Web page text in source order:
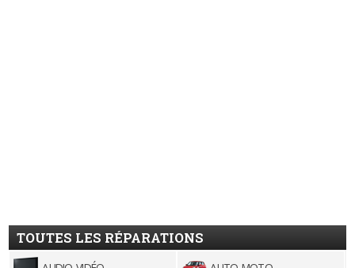
TOUTES LES RÉPARATIONS